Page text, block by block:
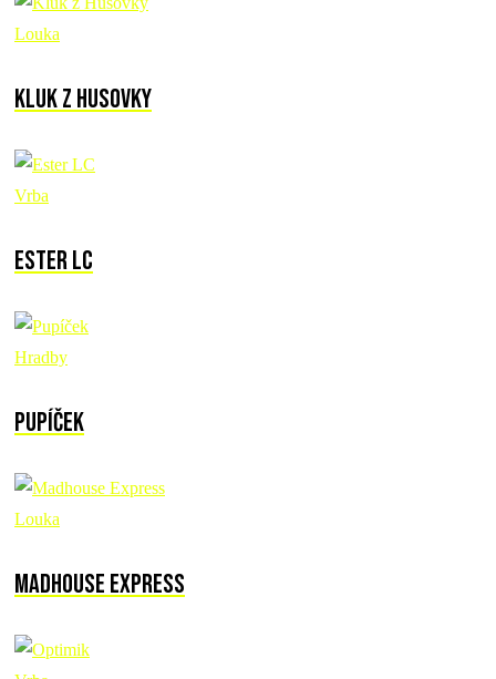
Louka
Kluk z Husovky
Vrba
Ester LC
Hradby
Pupíček
Louka
Madhouse Express